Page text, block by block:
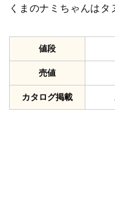
くまのナミちゃんはタ
値段
売値
カタログ掲載